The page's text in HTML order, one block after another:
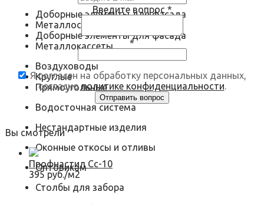
Введите вопрос *
*
Я согласен на обработку персональных данных,
согласнополитике конфиденциальности.
Вы смотрели
Профнастил Сс-10
395 руб./м2
Доборные элементы для фасада
Металлосайдинг
Доборные элементы для фасада
Металлокассеты
Воздуховоды
Круглые
Прямоугольные
Водосточная система
Нестандартные изделия
Оконные откосы и отливы
Оптовикам
Столбы для забора